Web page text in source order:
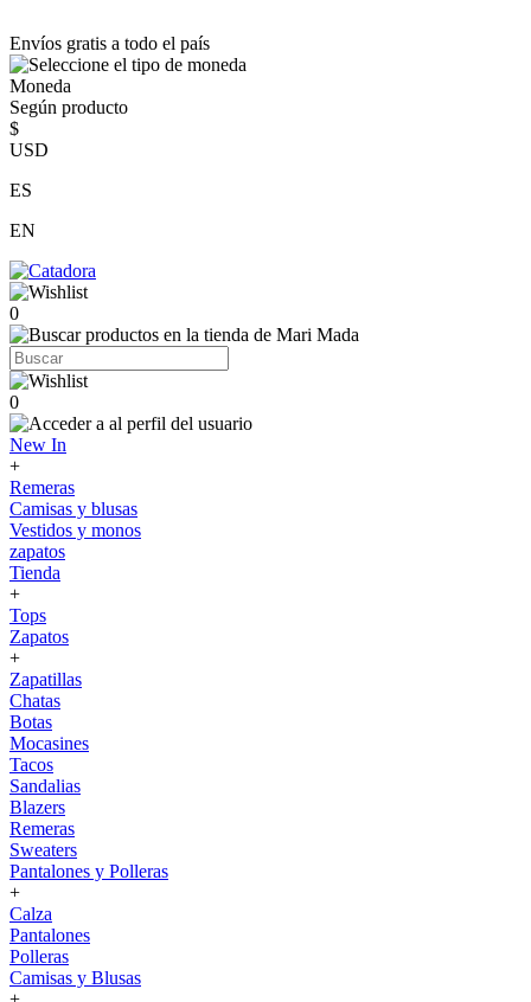
Envíos gratis a todo el país
Moneda
Según producto
$
USD
ES
EN
0
0
New In
+
Remeras
Camisas y blusas
Vestidos y monos
zapatos
Tienda
+
Tops
Zapatos
+
Zapatillas
Chatas
Botas
Mocasines
Tacos
Sandalias
Blazers
Remeras
Sweaters
Pantalones y Polleras
+
Calza
Pantalones
Polleras
Camisas y Blusas